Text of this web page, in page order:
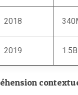
2018
2019 1.5B